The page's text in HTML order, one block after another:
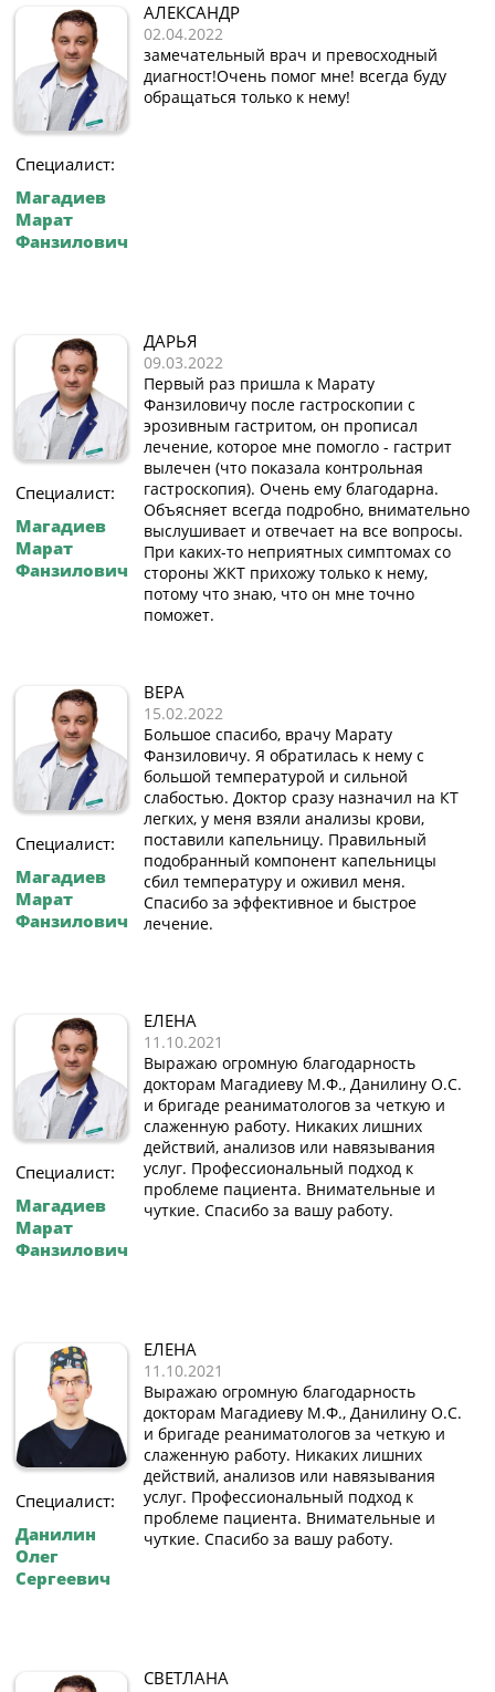
Специалист:
Магадиев
Марат
Фанзилович
АЛЕКСАНДР
02.04.2022
замечательный врач и превосходный
диагност!Очень помог мне! всегда буду
обращаться только к нему!
Специалист:
Магадиев
Марат
Фанзилович
ДАРЬЯ
09.03.2022
Первый раз пришла к Марату
Фанзиловичу после гастроскопии с
эрозивным гастритом, он прописал
лечение, которое мне помогло - гастрит
вылечен (что показала контрольная
гастроскопия). Очень ему благодарна.
Объясняет всегда подробно, внимательно
выслушивает и отвечает на все вопросы.
При каких-то неприятных симптомах со
стороны ЖКТ прихожу только к нему,
потому что знаю, что он мне точно
поможет.
Специалист:
Магадиев
Марат
Фанзилович
ВЕРА
15.02.2022
Большое спасибо, врачу Марату
Фанзиловичу. Я обратилась к нему с
большой температурой и сильной
слабостью. Доктор сразу назначил на КТ
легких, у меня взяли анализы крови,
поставили капельницу. Правильный
подобранный компонент капельницы
сбил температуру и оживил меня.
Спасибо за эффективное и быстрое
лечение.
Специалист:
Магадиев
Марат
Фанзилович
ЕЛЕНА
11.10.2021
Выражаю огромную благодарность
докторам Магадиеву М.Ф., Данилину О.С.
и бригаде реаниматологов за четкую и
слаженную работу. Никаких лишних
действий, анализов или навязывания
услуг. Профессиональный подход к
проблеме пациента. Внимательные и
чуткие. Спасибо за вашу работу.
Специалист:
Данилин
Олег
Сергеевич
ЕЛЕНА
11.10.2021
Выражаю огромную благодарность
докторам Магадиеву М.Ф., Данилину О.С.
и бригаде реаниматологов за четкую и
слаженную работу. Никаких лишних
действий, анализов или навязывания
услуг. Профессиональный подход к
проблеме пациента. Внимательные и
чуткие. Спасибо за вашу работу.
СВЕТЛАНА